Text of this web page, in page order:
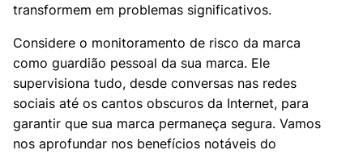
transformem em problemas significativos.
Considere o monitoramento de risco da marca
como guardião pessoal da sua marca. Ele
supervisiona tudo, desde conversas nas redes
sociais até os cantos obscuros da Internet, para
garantir que sua marca permaneça segura. Vamos
nos aprofundar nos benefícios notáveis do